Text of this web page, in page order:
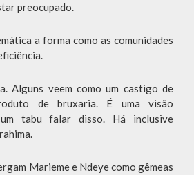
preocupado.
a forma como as comunidades
Alguns veem como um castigo de
de bruxaria. É uma visão
tabu falar disso. Há inclusive
Marieme e Ndeye como gêmeas